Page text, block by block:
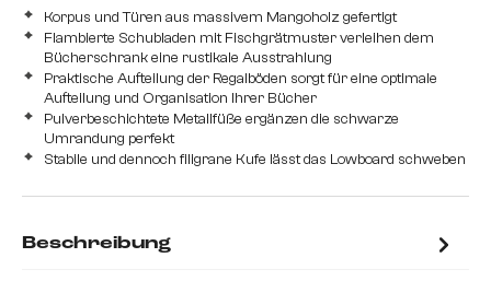
Korpus und Türen aus massivem Mangoholz gefertigt
Flambierte Schubladen mit Fischgrätmuster verleihen dem
Bücherschrank eine rustikale Ausstrahlung
Praktische Aufteilung der Regalböden sorgt für eine optimale
Aufteilung und Organisation Ihrer Bücher
Pulverbeschichtete Metallfüße ergänzen die schwarze
Umrandung perfekt
Stabile und dennoch filigrane Kufe lässt das Lowboard schweben
Beschreibung